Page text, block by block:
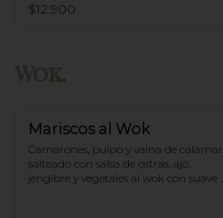
$12.900
Mariscos al Wok
Camarones, pulpo y vaina de calamar
salteado con salsa de ostras, ajó,
jengibre y vegetales al wok con suave